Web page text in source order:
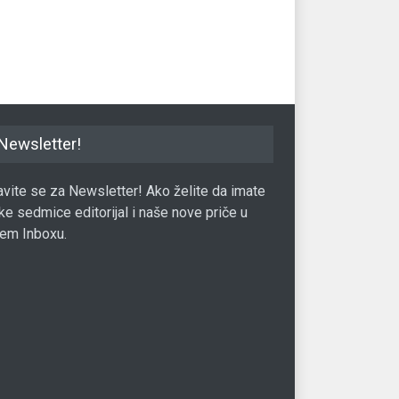
se za Newsletter! Ako želite da imate
sedmice editorijal i naše nove priče u
Inboxu.